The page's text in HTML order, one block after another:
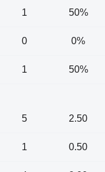
1 50%
0 0%
1 50%
5 2.50
1 0.50